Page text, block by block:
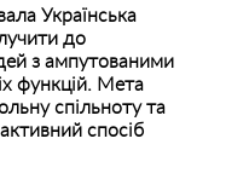
Українська
до
з ампутованими
функцій. Мета
спільноту та
спосіб